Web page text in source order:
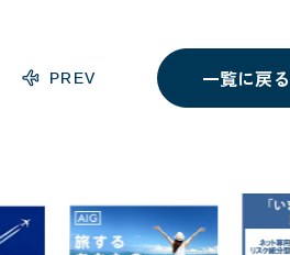
PREV 一覧に戻る